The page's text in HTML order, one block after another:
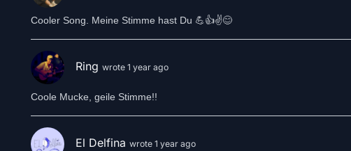
Cooler Song. Meine Stimme hast Du 💪👍✌️😊
Ring wrote 1 year ago
Coole Mucke, geile Stimme!!
El Delfina wrote 1 year ago